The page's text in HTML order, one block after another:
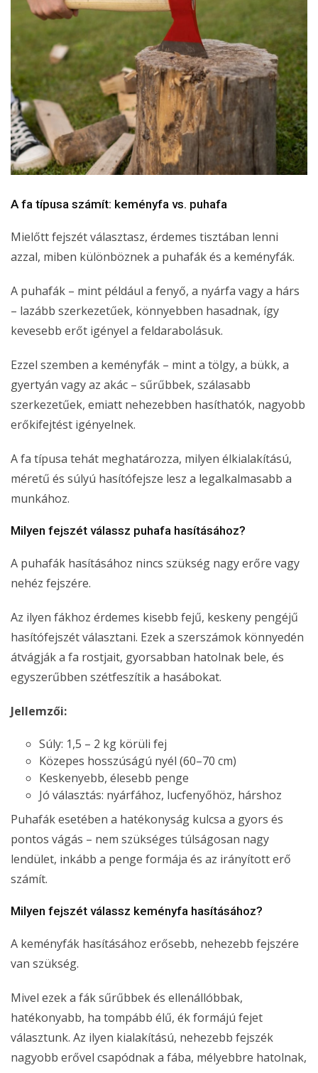
A fa típusa számít: keményfa vs. puhafa
Mielőtt fejszét választasz, érdemes tisztában lenni
azzal, miben különböznek a puhafák és a keményfák.
A puhafák – mint például a fenyő, a nyárfa vagy a hárs
– lazább szerkezetűek, könnyebben hasadnak, így
kevesebb erőt igényel a feldarabolásuk.
Ezzel szemben a keményfák – mint a tölgy, a bükk, a
gyertyán vagy az akác – sűrűbbek, szálasabb
szerkezetűek, emiatt nehezebben hasíthatók, nagyobb
erőkifejtést igényelnek.
A fa típusa tehát meghatározza, milyen élkialakítású,
méretű és súlyú hasítófejsze lesz a legalkalmasabb a
munkához.
Milyen fejszét válassz puhafa hasításához?
A puhafák hasításához nincs szükség nagy erőre vagy
nehéz fejszére.
Az ilyen fákhoz érdemes kisebb fejű, keskeny pengéjű
hasítófejszét választani. Ezek a szerszámok könnyedén
átvágják a fa rostjait, gyorsabban hatolnak bele, és
egyszerűbben szétfeszítik a hasábokat.
Jellemzői:
Súly: 1,5 – 2 kg körüli fej
Közepes hosszúságú nyél (60–70 cm)
Keskenyebb, élesebb penge
Jó választás: nyárfához, lucfenyőhöz, hárshoz
Puhafák esetében a hatékonyság kulcsa a gyors és
pontos vágás – nem szükséges túlságosan nagy
lendület, inkább a penge formája és az irányított erő
számít.
Milyen fejszét válassz keményfa hasításához?
A keményfák hasításához erősebb, nehezebb fejszére
van szükség.
Mivel ezek a fák sűrűbbek és ellenállóbbak,
hatékonyabb, ha tompább élű, ék formájú fejet
választunk. Az ilyen kialakítású, nehezebb fejszék
nagyobb erővel csapódnak a fába, mélyebbre hatolnak,